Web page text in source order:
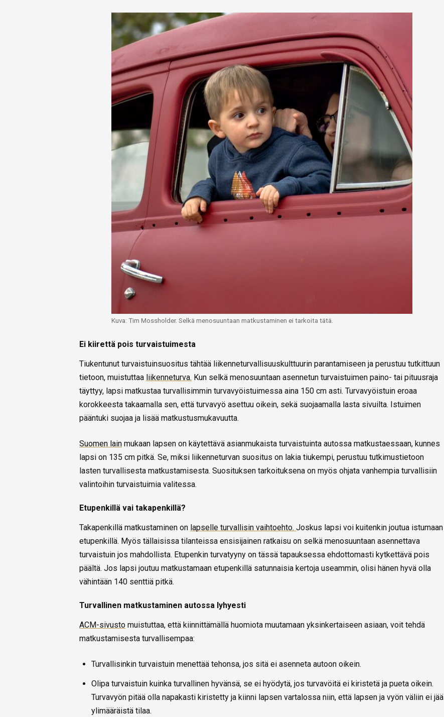
Kuva: Tim Mossholder. Selkä menosuuntaan matkustaminen ei tarkoita tätä.
Ei kiirettä pois turvaistuimesta
Tiukentunut turvaistuinsuositus tähtää liikenneturvallisuuskulttuurin parantamiseen ja perustuu tutkittuun
tietoon, muistuttaa liikenneturva. Kun selkä menosuuntaan asennetun turvaistuimen paino- tai pituusraja
täyttyy, lapsi matkustaa turvallisimmin turvavyöistuimessa aina 150 cm asti. Turvavyöistuin eroaa
korokkeesta takaamalla sen, että turvavyö asettuu oikein, sekä suojaamalla lasta sivuilta. Istuimen
pääntuki suojaa ja lisää matkustusmukavuutta.
Suomen lain mukaan lapsen on käytettävä asianmukaista turvaistuinta autossa matkustaessaan, kunnes
lapsi on 135 cm pitkä. Se, miksi liikenneturvan suositus on lakia tiukempi, perustuu tutkimustietoon
lasten turvallisesta matkustamisesta. Suosituksen tarkoituksena on myös ohjata vanhempia turvallisiin
valintoihin turvaistuimia valitessa.
Etupenkillä vai takapenkillä?
Takapenkillä matkustaminen on lapselle turvallisin vaihtoehto. Joskus lapsi voi kuitenkin joutua istumaan
etupenkillä. Myös tällaisissa tilanteissa ensisijainen ratkaisu on selkä menosuuntaan asennettava
turvaistuin jos mahdollista. Etupenkin turvatyyny on tässä tapauksessa ehdottomasti kytkettävä pois
päältä. Jos lapsi joutuu matkustamaan etupenkillä satunnaisia kertoja useammin, olisi hänen hyvä olla
vähintään 140 senttiä pitkä.
Turvallinen matkustaminen autossa lyhyesti
ACM-sivusto muistuttaa, että kiinnittämällä huomiota muutamaan yksinkertaiseen asiaan, voit tehdä
matkustamisesta turvallisempaa:
Turvallisinkin turvaistuin menettää tehonsa, jos sitä ei asenneta autoon oikein.
Olipa turvaistuin kuinka turvallinen hyvänsä, se ei hyödytä, jos turvavöitä ei kiristetä ja pueta oikein.
Turvavyön pitää olla napakasti kiristetty ja kiinni lapsen vartalossa niin, että lapsen ja vyön väliin ei jää
ylimääräistä tilaa.